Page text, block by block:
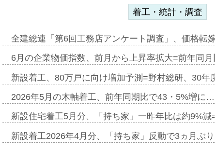
着工・統計・調査
全建総連「第6回工務店アンケート調査」、価格転
6月の企業物価指数、前月から上昇率拡大=前年同
新設着工、80万戸に向け増加予測=野村総研、30年
2026年5月の木軸着工、前年同期比で43・5%増に…
新設住宅着工5月分、「持ち家」一昨年比は約9%
新設着工2026年4月分、「持ち家」反動で3ヵ月ぶ